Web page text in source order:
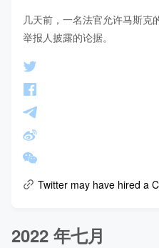
几天前，一名法官允许马斯克
举报人披露的论据。
Twitter may have hired a
2022 年七月